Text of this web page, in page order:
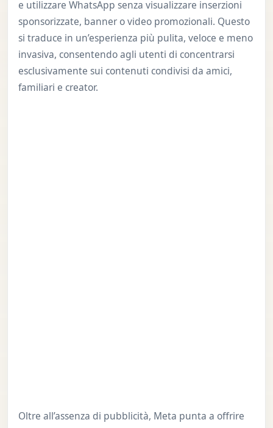
e utilizzare WhatsApp senza visualizzare inserzioni
sponsorizzate, banner o video promozionali. Questo
si traduce in un’esperienza più pulita, veloce e meno
invasiva, consentendo agli utenti di concentrarsi
esclusivamente sui contenuti condivisi da amici,
familiari e creator.
Oltre all’assenza di pubblicità, Meta punta a offrire